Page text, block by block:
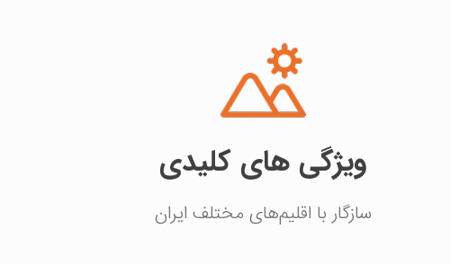
ویژگی های کلیدی
سازگار با اقلیم‌های مختلف ایران